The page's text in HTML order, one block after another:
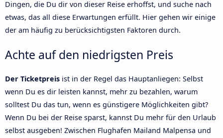
Dingen, die Du dir von dieser Reise erhoffst, und suche nach
etwas, das all diese Erwartungen erfüllt. Hier gehen wir einige
der am häufig zu berücksichtigsten Faktoren durch.
Achte auf den niedrigsten Preis
Der Ticketpreis ist in der Regel das Hauptanliegen: Selbst
wenn Du es dir leisten kannst, mehr zu bezahlen, warum
solltest Du das tun, wenn es günstigere Möglichkeiten gibt?
Wenn Du bei der Reise sparst, kannst Du mehr für den Urlaub
selbst ausgeben! Zwischen Flughafen Mailand Malpensa und